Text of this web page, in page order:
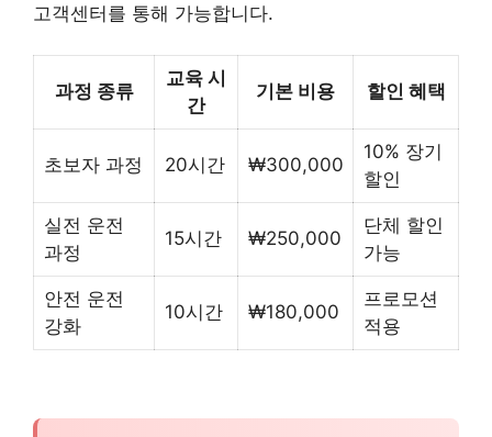
고객센터를 통해 가능합니다.
과정 종류
교육 시
간
기본 비용 할인 혜택
초보자 과정 20시간 ₩300,000
10% 장기
할인
실전 운전
과정
15시간 ₩250,000
단체 할인
가능
안전 운전
강화
10시간 ₩180,000
프로모션
적용